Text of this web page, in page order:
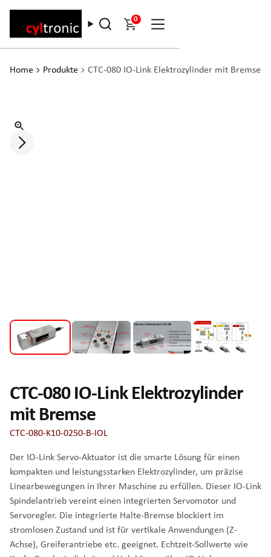
0
Home Produkte CTC-080 IO-Link Elektrozylinder mit Bremse
CTC-080 IO-Link Elektrozylinder
mit Bremse
CTC-080-K10-0250-B-IOL
Der IO-Link Servo-Aktuator ist die smarte Lösung für einen
kompakten und leistungsstarken Elektrozylinder, um präzise
Linearbewegungen in Ihrer Maschine zu erfüllen. Dieser IO-Link
Spindelantrieb vereint einen integrierten Servomotor und
Servoregler. Die integrierte Halte-Bremse blockiert im
stromlosen Zustand und ist für vertikale Anwendungen (Z-
Achse), Greiferantriebe etc. geeignet. Echtzeit-Sollwerte wie